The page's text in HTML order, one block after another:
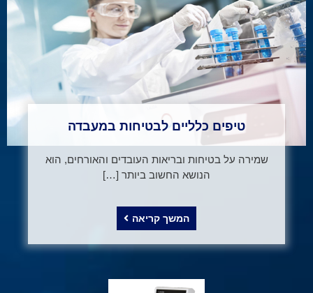
טיפים כלליים לבטיחות במעבדה
שמירה על בטיחות ובריאות העובדים והאורחים, הוא
הנושא החשוב ביותר […]
המשך קריאה